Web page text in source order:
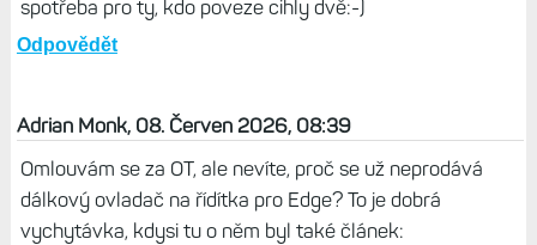
spotřeba pro ty, kdo poveze cihly dvě:-)
Odpovědět
Adrian Monk, 08. Červen 2026, 08:39
Omlouvám se za OT, ale nevíte, proč se už neprodává
dálkový ovladač na řídítka pro Edge? To je dobrá
vychytávka, kdysi tu o něm byl také článek: